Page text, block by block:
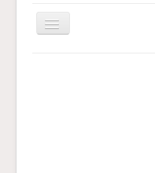
Перемикач
навігації